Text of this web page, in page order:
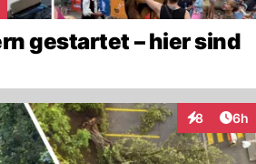
gestartet – hier sind
8 6h